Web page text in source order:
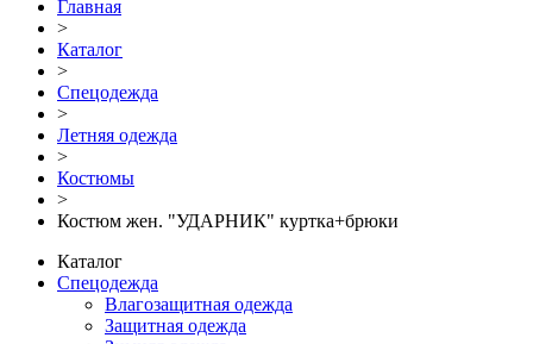
Главная
>
Каталог
>
Спецодежда
>
Летняя одежда
>
Костюмы
>
Костюм жен. "УДАРНИК" куртка+брюки
Каталог
Спецодежда
Влагозащитная одежда
Защитная одежда